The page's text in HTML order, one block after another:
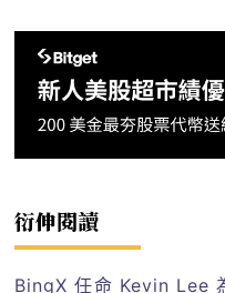
衍伸閱讀
BingX 任命 Kevin Lee